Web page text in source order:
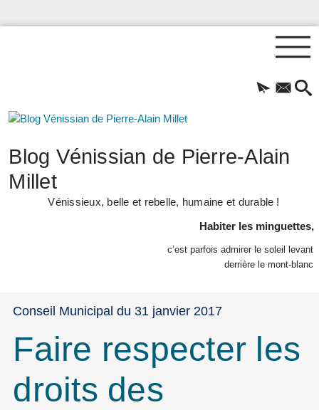
Blog Vénissian de Pierre-Alain
Millet
Vénissieux, belle et rebelle, humaine et durable !
Habiter les minguettes,
c’est parfois admirer le soleil levant
derrière le mont-blanc
Conseil Municipal du 31 janvier 2017
Faire respecter les
droits des